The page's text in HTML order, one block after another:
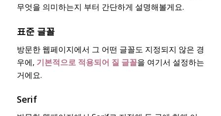
무엇을 의미하는지 부터 간단하게 설명해볼게요.
표준 글꼴
방문한 웹페이지에서 그 어떤 글꼴도 지정되지 않은 경
우에, 기본적으로 적용되어 질 글꼴을 여기서 설정하는
거에요.
Serif